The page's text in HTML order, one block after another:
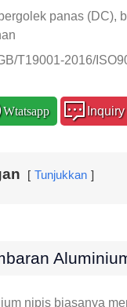
panas (DC),
T19001-2016/
Inquiry
Tunjukkan
nipis biasanya